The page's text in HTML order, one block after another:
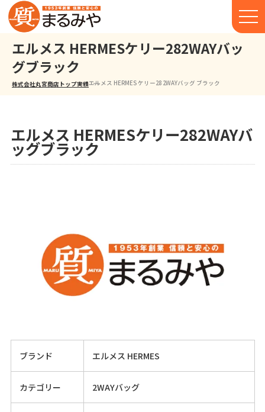
エルメス HERMESケリー282WAYバッ
グブラック
株式会社丸宮商店トップ⁩実績エルメス HERMES ケリー28 2WAYバッグ ブラック
エルメス HERMESケリー282WAYバ
ッグブラック
ブランド エルメス HERMES
カテゴリー 2WAYバッグ